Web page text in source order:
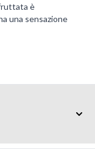
è
una sensazione